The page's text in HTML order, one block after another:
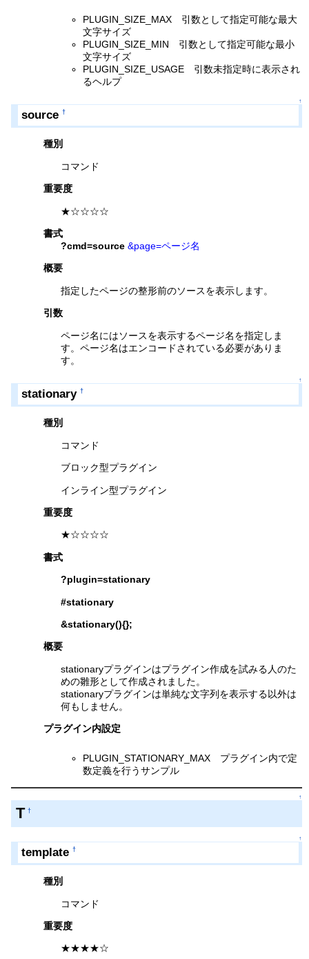
PLUGIN_SIZE_MAX 引数として指定可能な最大
文字サイズ
PLUGIN_SIZE_MIN 引数として指定可能な最小
文字サイズ
PLUGIN_SIZE_USAGE 引数未指定時に表示され
るヘルプ
↑
source †
種別
コマンド
重要度
★☆☆☆☆
書式
?cmd=source &page=ページ名
概要
指定したページの整形前のソースを表示します。
引数
ページ名にはソースを表示するページ名を指定しま
す。ページ名はエンコードされている必要がありま
す。
↑
stationary †
種別
コマンド
ブロック型プラグイン
インライン型プラグイン
重要度
★☆☆☆☆
書式
?plugin=stationary
#stationary
&stationary(){};
概要
stationaryプラグインはプラグイン作成を試みる人のた
めの雛形として作成されました。
stationaryプラグインは単純な文字列を表示する以外は
何もしません。
プラグイン内設定
PLUGIN_STATIONARY_MAX プラグイン内で定
数定義を行うサンプル
↑
T †
↑
template †
種別
コマンド
重要度
★★★★☆